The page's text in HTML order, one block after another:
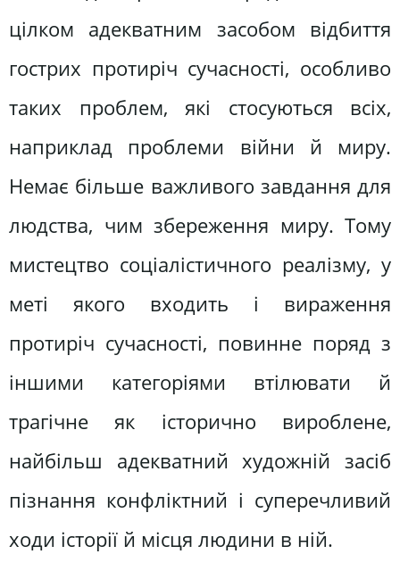
цілком адекватним засобом відбиття
гострих протиріч сучасності, особливо
таких проблем, які стосуються всіх,
наприклад проблеми війни й миру.
Немає більше важливого завдання для
людства, чим збереження миру. Тому
мистецтво соціалістичного реалізму, у
меті якого входить і вираження
протиріч сучасності, повинне поряд з
іншими категоріями втілювати й
трагічне як історично вироблене,
найбільш адекватний художній засіб
пізнання конфліктний і суперечливий
ходи історії й місця людини в ній.